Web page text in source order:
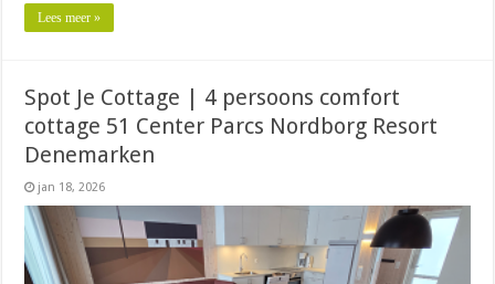
Lees meer »
Spot Je Cottage | 4 persoons comfort
cottage 51 Center Parcs Nordborg Resort
Denemarken
jan 18, 2026